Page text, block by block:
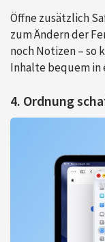
Öffne zusätzlich
zum Ändern der
noch Notizen – so
Inhalte bequem in
4. Ordnung